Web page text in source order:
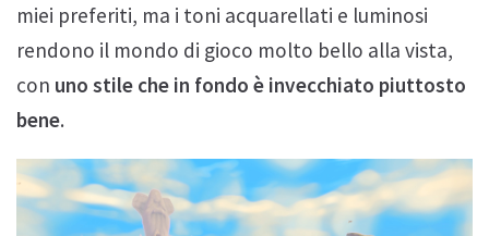
miei preferiti, ma i toni acquarellati e luminosi
rendono il mondo di gioco molto bello alla vista,
con uno stile che in fondo è invecchiato piuttosto
bene.